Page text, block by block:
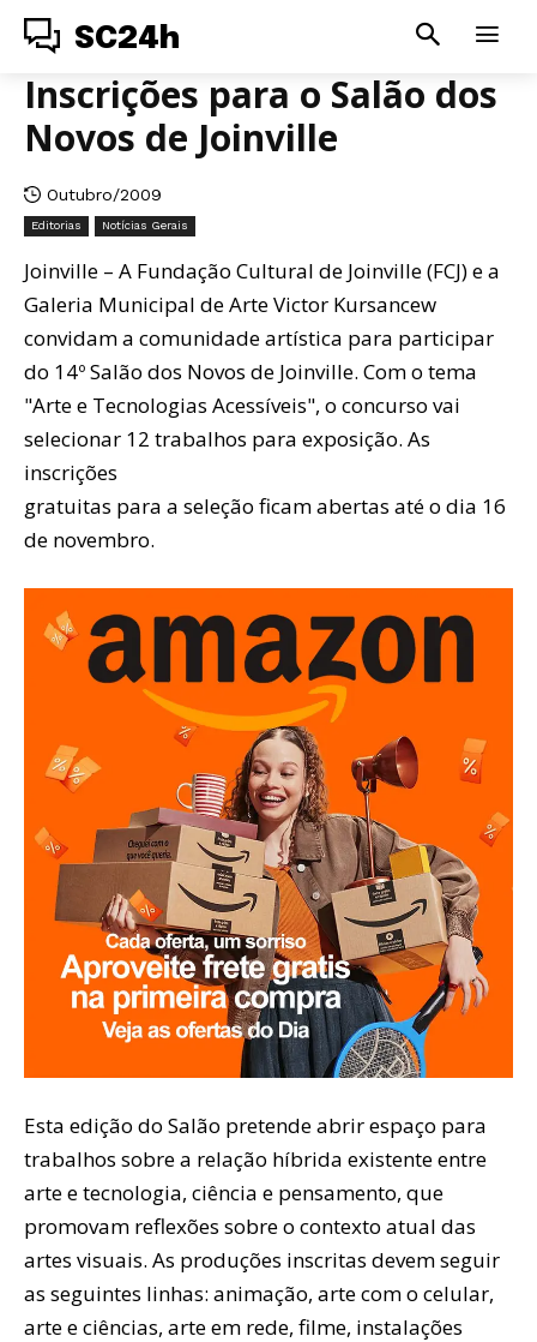
SC24h
Inscrições para o Salão dos
Novos de Joinville
Outubro/2009
Editorias Notícias Gerais
Joinville – A Fundação Cultural de Joinville (FCJ) e a
Galeria Municipal de Arte Victor Kursancew
convidam a comunidade artística para participar
do 14º Salão dos Novos de Joinville. Com o tema
"Arte e Tecnologias Acessíveis", o concurso vai
selecionar 12 trabalhos para exposição. As
inscrições
gratuitas para a seleção ficam abertas até o dia 16
de novembro.
Esta edição do Salão pretende abrir espaço para
trabalhos sobre a relação híbrida existente entre
arte e tecnologia, ciência e pensamento, que
promovam reflexões sobre o contexto atual das
artes visuais. As produções inscritas devem seguir
as seguintes linhas: animação, arte com o celular,
arte e ciências, arte em rede, filme, instalações